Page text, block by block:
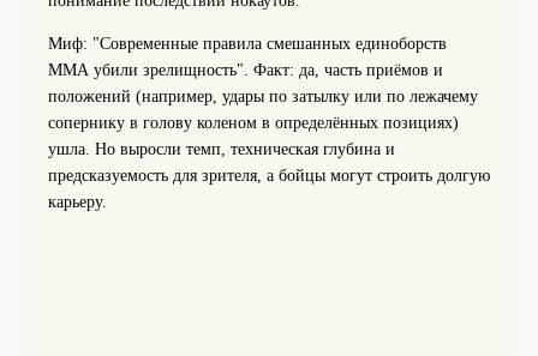
Миф: "Современные правила смешанных единоборств
ММА убили зрелищность". Факт: да, часть приёмов и
положений (например, удары по затылку или по лежачему
сопернику в голову коленом в определённых позициях)
ушла. Но выросли темп, техническая глубина и
предсказуемость для зрителя, а бойцы могут строить долгую
карьеру.